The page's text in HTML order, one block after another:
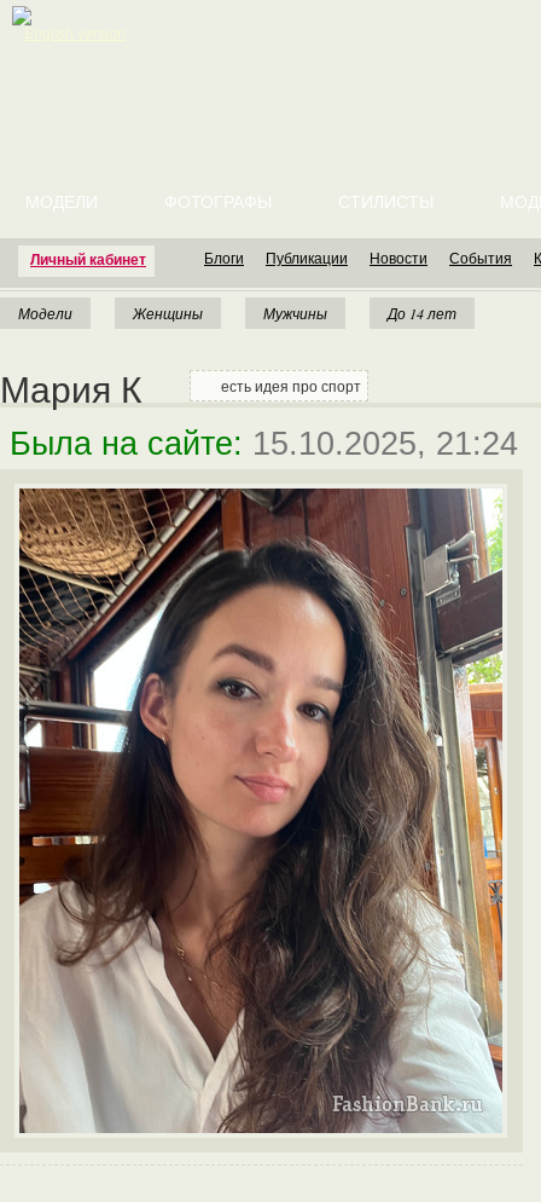
Личный кабинет
МОДЕЛИ ФОТОГРАФЫ СТИЛИСТЫ
Блоги Публикации Новости События
Модели Женщины Мужчины До 14 лет
Мария К есть идея про спорт
Была на сайте: 15.10.2025, 21:24